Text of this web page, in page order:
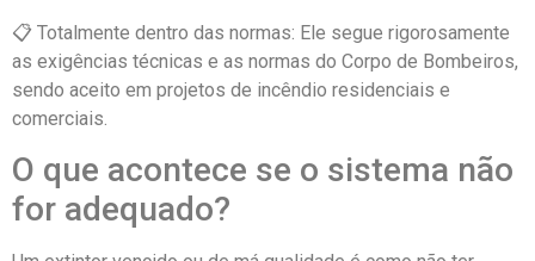
📋 Totalmente dentro das normas: Ele segue rigorosamente
as exigências técnicas e as normas do Corpo de Bombeiros,
sendo aceito em projetos de incêndio residenciais e
comerciais.
O que acontece se o sistema não
for adequado?